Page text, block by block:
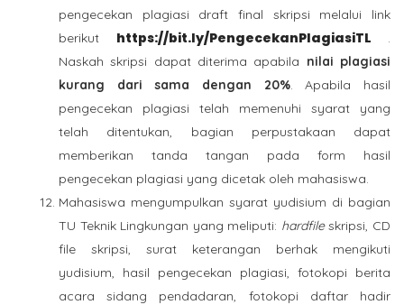
pengecekan plagiasi draft final skripsi melalui link
berikut https://bit.ly/PengecekanPlagiasiTL
Naskah skripsi dapat diterima apabila nilai plagiasi
kurang dari sama dengan 20%. Apabila hasil
pengecekan plagiasi telah memenuhi syarat yang
telah ditentukan, bagian perpustakaan dapat
memberikan tanda tangan pada form hasil
pengecekan plagiasi yang dicetak oleh mahasiswa.
Mahasiswa mengumpulkan syarat yudisium di bagian
TU Teknik Lingkungan yang meliputi: hardfileskripsi, CD
file skripsi, surat keterangan berhak mengikuti
yudisium, hasil pengecekan plagiasi, fotokopi berita
acara sidang pendadaran, fotokopi daftar hadir